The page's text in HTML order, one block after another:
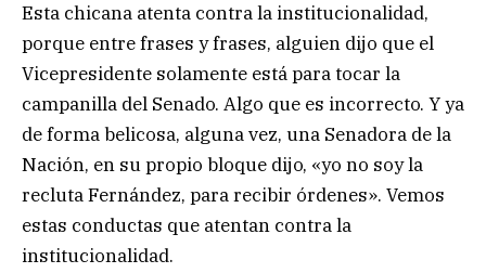
Esta chicana atenta contra la institucionalidad,
porque entre frases y frases, alguien dijo que el
Vicepresidente solamente está para tocar la
campanilla del Senado. Algo que es incorrecto. Y ya
de forma belicosa, alguna vez, una Senadora de la
Nación, en su propio bloque dijo, «yo no soy la
recluta Fernández, para recibir órdenes». Vemos
estas conductas que atentan contra la
institucionalidad.